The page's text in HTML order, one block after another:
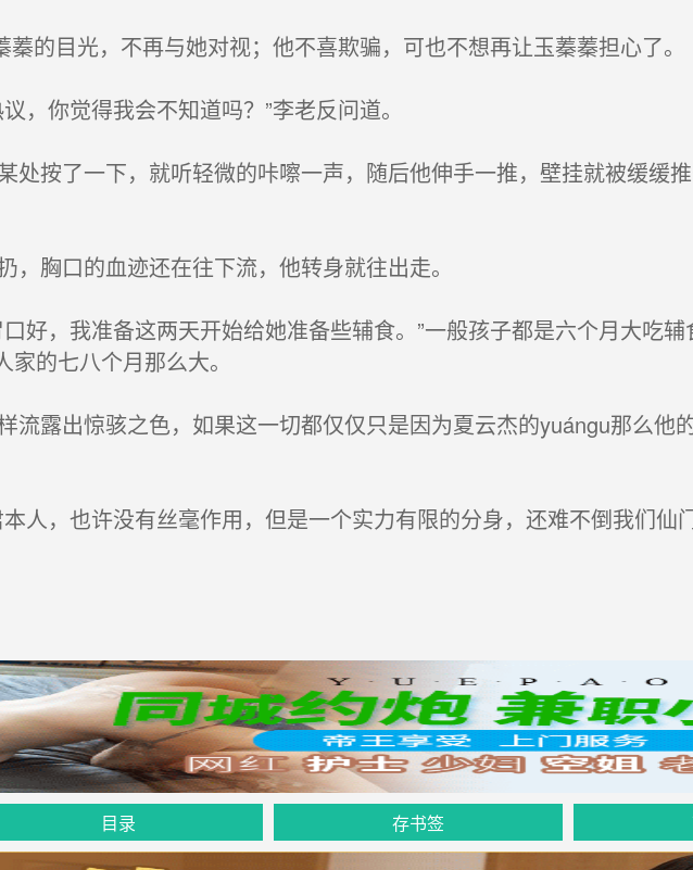
的目光，不再与她对视；他不喜欺骗，可也不想再让玉蓁蓁担心了。
，你觉得我会不知道吗？”李老反问道。
按了一下，就听轻微的咔嚓一声，随后他伸手一推，壁挂就被缓缓
胸口的血迹还在往下流，他转身就往出走。
好，我准备这两天开始给她准备些辅食。”一般孩子都是六个月大吃
的七八个月那么大。
露出惊骇之色，如果这一切都仅仅只是因为夏云杰的yuángu那么他
人，也许没有丝毫作用，但是一个实力有限的分身，还难不倒我们仙
目录 存书签